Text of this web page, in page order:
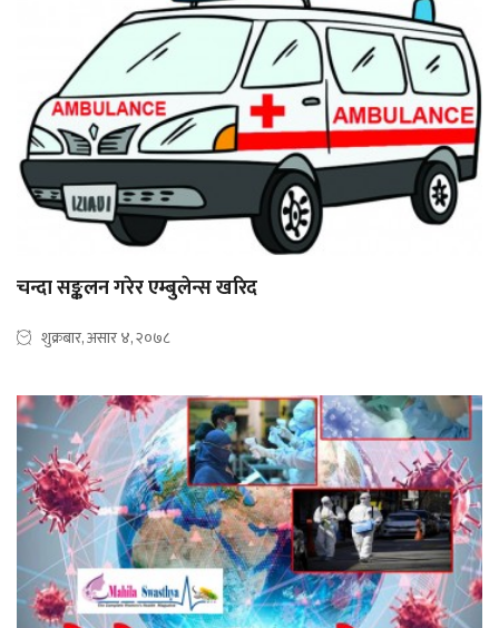
चन्दा सङ्कलन गरेर एम्बुलेन्स खरिद
शुक्रबार, असार ४, २०७८